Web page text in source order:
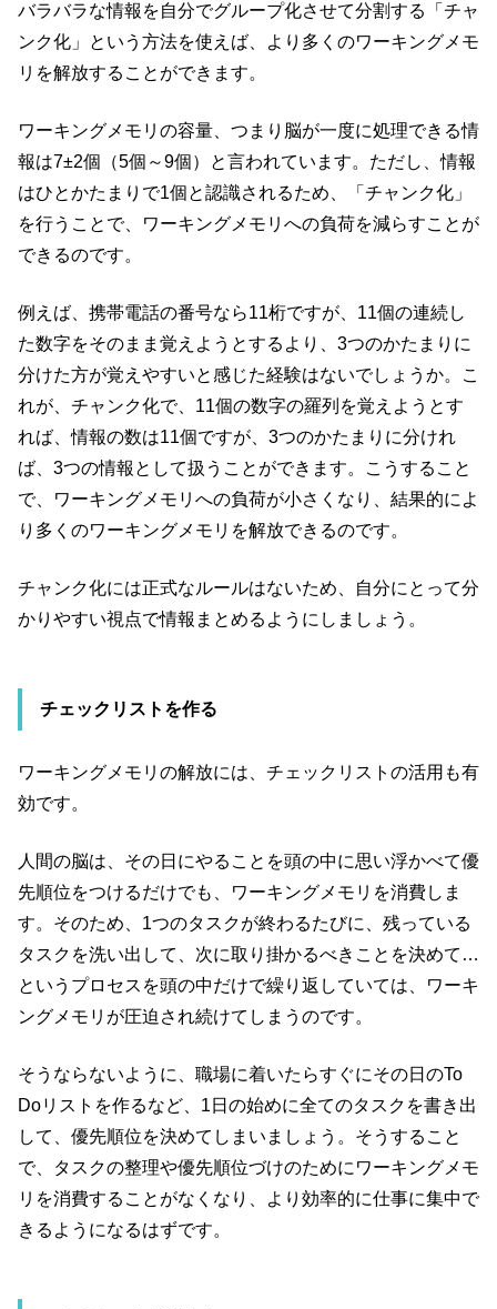
バラバラな情報を自分でグループ化させて分割する「チャ
ンク化」という方法を使えば、より多くのワーキングメモ
リを解放することができます。
ワーキングメモリの容量、つまり脳が一度に処理できる情
報は7±2個（5個～9個）と言われています。ただし、情報
はひとかたまりで1個と認識されるため、「チャンク化」
を行うことで、ワーキングメモリへの負荷を減らすことが
できるのです。
例えば、携帯電話の番号なら11桁ですが、11個の連続し
た数字をそのまま覚えようとするより、3つのかたまりに
分けた方が覚えやすいと感じた経験はないでしょうか。こ
れが、チャンク化で、11個の数字の羅列を覚えようとす
れば、情報の数は11個ですが、3つのかたまりに分けれ
ば、3つの情報として扱うことができます。こうすること
で、ワーキングメモリへの負荷が小さくなり、結果的によ
り多くのワーキングメモリを解放できるのです。
チャンク化には正式なルールはないため、自分にとって分
かりやすい視点で情報まとめるようにしましょう。
チェックリストを作る
ワーキングメモリの解放には、チェックリストの活用も有
効です。
人間の脳は、その日にやることを頭の中に思い浮かべて優
先順位をつけるだけでも、ワーキングメモリを消費しま
す。そのため、1つのタスクが終わるたびに、残っている
タスクを洗い出して、次に取り掛かるべきことを決めて…
というプロセスを頭の中だけで繰り返していては、ワーキ
ングメモリが圧迫され続けてしまうのです。
そうならないように、職場に着いたらすぐにその日のTo
Doリストを作るなど、1日の始めに全てのタスクを書き出
して、優先順位を決めてしまいましょう。そうすること
で、タスクの整理や優先順位づけのためにワーキングメモ
リを消費することがなくなり、より効率的に仕事に集中で
きるようになるはずです。